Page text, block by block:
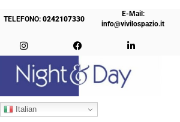
TELEFONO:0242107330
E-Mail:
info@vivilospazio.it
Italian